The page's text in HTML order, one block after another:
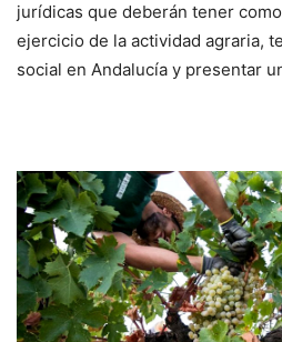
jurídicas que deberán tener
ejercicio de la actividad agraria,
social en Andalucía y presentar